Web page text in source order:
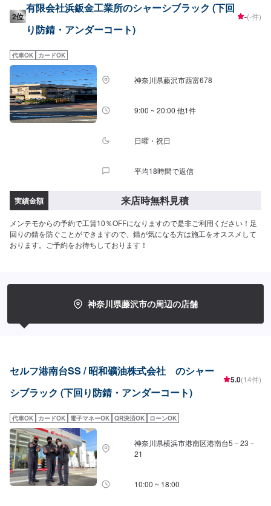
2位
有限会社浜鈑金工業所のシャーシブラック (下回
り防錆・アンダーコート)
-(-件)
代車OK カードOK
神奈川県藤沢市西富678
9:00 ~ 20:00 他1件
日曜・祝日
平均18時間で返信
実績金額 来店時無料見積
メンテモからの予約で工賃10％OFFになりますので是非ご利用ください！足
回りの錆を防ぐことができますので、錆が気になる方は施工をオススメして
おります。ご予約をお待ちしております！
神奈川県藤沢市の周辺の店舗
セルフ港南台SS / 昭和礦油株式会社 のシャー
シブラック (下回り防錆・アンダーコート)
5.0(14件)
代車OK カードOK 電子マネーOK QR決済OK ローンOK
神奈川県横浜市港南区港南台5－23－
21
10:00 ~ 18:00